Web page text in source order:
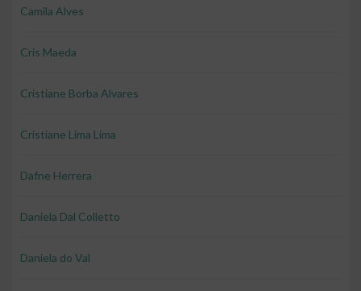
Camila Alves
Cris Maeda
Cristiane Borba Alvares
Cristiane Lima Lima
Dafne Herrera
Daniela Dal Colletto
Daniela do Val